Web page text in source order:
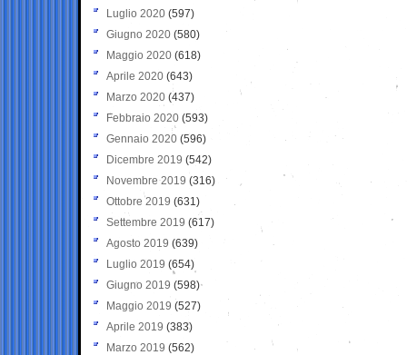
Luglio 2020 (597)
Giugno 2020 (580)
Maggio 2020 (618)
Aprile 2020 (643)
Marzo 2020 (437)
Febbraio 2020 (593)
Gennaio 2020 (596)
Dicembre 2019 (542)
Novembre 2019 (316)
Ottobre 2019 (631)
Settembre 2019 (617)
Agosto 2019 (639)
Luglio 2019 (654)
Giugno 2019 (598)
Maggio 2019 (527)
Aprile 2019 (383)
Marzo 2019 (562)